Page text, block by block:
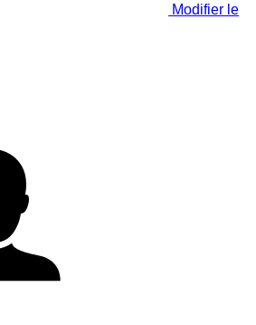
Modifier le